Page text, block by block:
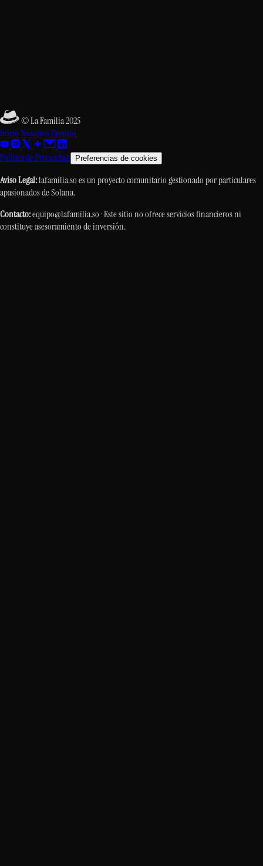
© La Familia 2025
InicioNosotrosEventos
Política de Privacidad
Preferencias de cookies
Aviso Legal:lafamilia.so es un proyecto comunitario gestionado por particulares
apasionados de Solana.
Contacto:equipo@lafamilia.so · Este sitio no ofrece servicios financieros ni
constituye asesoramiento de inversión.